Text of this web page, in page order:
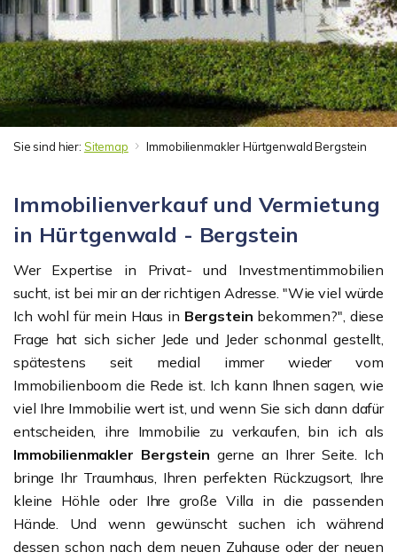
Sie sind hier: Sitemap Immobilienmakler Hürtgenwald Bergstein
Immobilienverkauf und Vermietung
in Hürtgenwald - Bergstein
Wer Expertise in Privat- und Investmentimmobilien
sucht, ist bei mir an der richtigen Adresse. "Wie viel würde
Ich wohl für mein Haus in Bergstein bekommen?", diese
Frage hat sich sicher Jede und Jeder schonmal gestellt,
spätestens seit medial immer wieder vom
Immobilienboom die Rede ist. Ich kann Ihnen sagen, wie
viel Ihre Immobilie wert ist, und wenn Sie sich dann dafür
entscheiden, ihre Immobilie zu verkaufen, bin ich als
Immobilienmakler Bergsteingerne an Ihrer Seite. Ich
bringe Ihr Traumhaus, Ihren perfekten Rückzugsort, Ihre
kleine Höhle oder Ihre große Villa in die passenden
Hände. Und wenn gewünscht suchen ich während
dessen schon nach dem neuen Zuhause oder der neuen